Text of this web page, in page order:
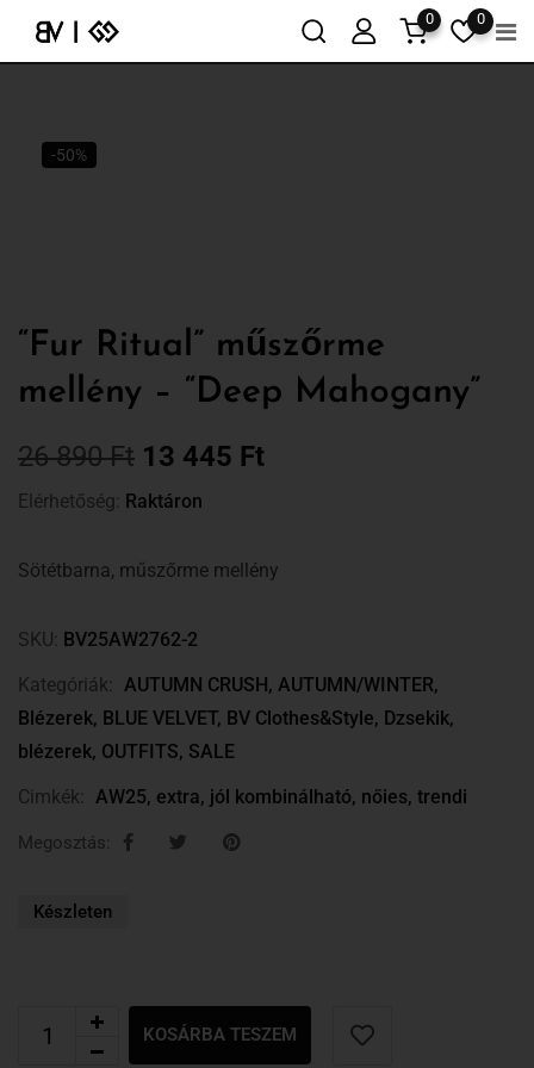
0
0
-50%
“Fur Ritual” műszőrme
mellény – “Deep Mahogany”
26 890Ft 13 445 Ft
Elérhetőség: Raktáron
Sötétbarna, műszőrme mellény
SKU: BV25AW2762-2
Kategóriák:
AUTUMN CRUSH, AUTUMN/WINTER,
Blézerek, BLUE VELVET, BV Clothes&Style, Dzsekik,
blézerek, OUTFITS, SALE
Cimkék:
AW25, extra, jól kombinálható, nőies, trendi
Megosztás:
Készleten
KOSÁRBA TESZEM